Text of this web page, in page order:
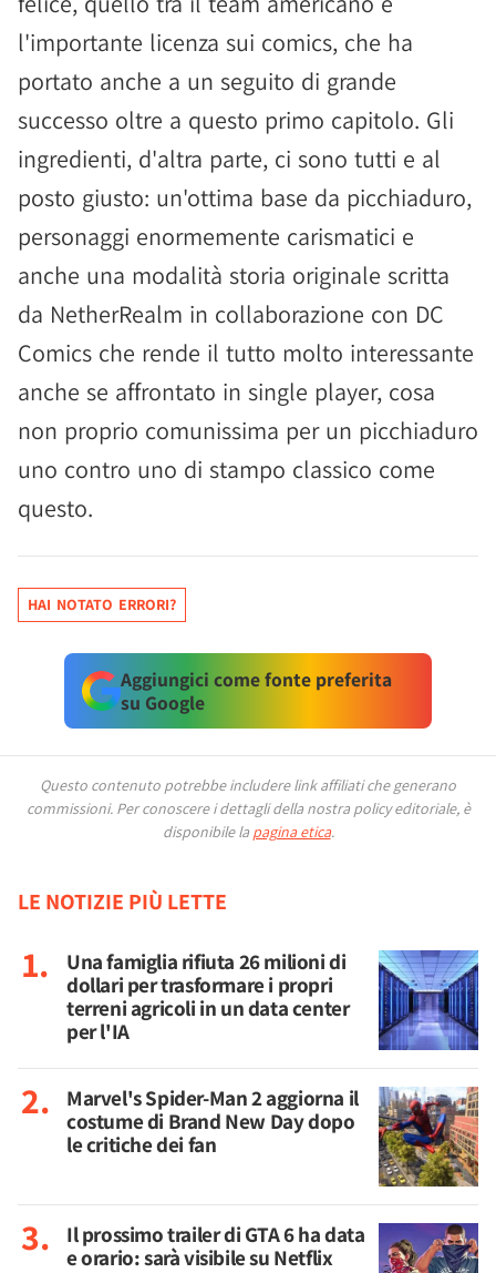
l'importante licenza sui comics, che ha
portato anche a un seguito di grande
successo oltre a questo primo capitolo. Gli
ingredienti, d'altra parte, ci sono tutti e al
posto giusto: un'ottima base da picchiaduro,
personaggi enormemente carismatici e
anche una modalità storia originale scritta
da NetherRealm in collaborazione con DC
Comics che rende il tutto molto interessante
anche se affrontato in single player, cosa
non proprio comunissima per un picchiaduro
uno contro uno di stampo classico come
questo.
HAI NOTATO ERRORI?
Aggiungici come fonte preferita
su Google
Questo contenuto potrebbe includere link affiliati che generano
commissioni. Per conoscere i dettagli della nostra policy editoriale, è
disponibile la pagina etica.
LE NOTIZIE PIÙ LETTE
Una famiglia rifiuta 26 milioni di
dollari per trasformare i propri
terreni agricoli in un data center
per l'IA
Marvel's Spider-Man 2 aggiorna il
costume di Brand New Day dopo
le critiche dei fan
Il prossimo trailer di GTA 6 ha data
e orario: sarà visibile su Netflix